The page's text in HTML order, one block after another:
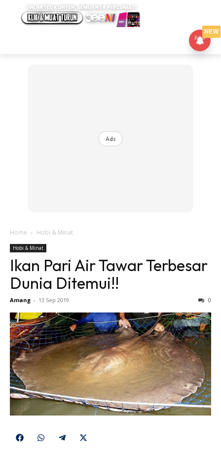
Ads
Home Hobi & Minat
Hobi & Minat
Ikan Pari Air Tawar Terbesar
Dunia Ditemui!!
Amang - 13 Sep 2019 0
Share
Share
Share
NEW